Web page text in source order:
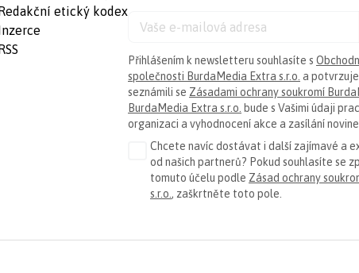
etický kodex
Přihlášením k newsletteru souhlasíte s
společnosti BurdaMedia Extra s.r.o. a
seznámili se Zásadami ochrany soukromí
BurdaMedia Extra s.r.o. bude s Vašimi údaji
organizaci a vyhodnocení akce a zasílání
Chcete navíc dostávat i další zajímavé a
od našich partnerů? Pokud souhlasíte se
tomuto účelu podle Zásad ochrany
s.r.o. , zaškrtněte toto pole.